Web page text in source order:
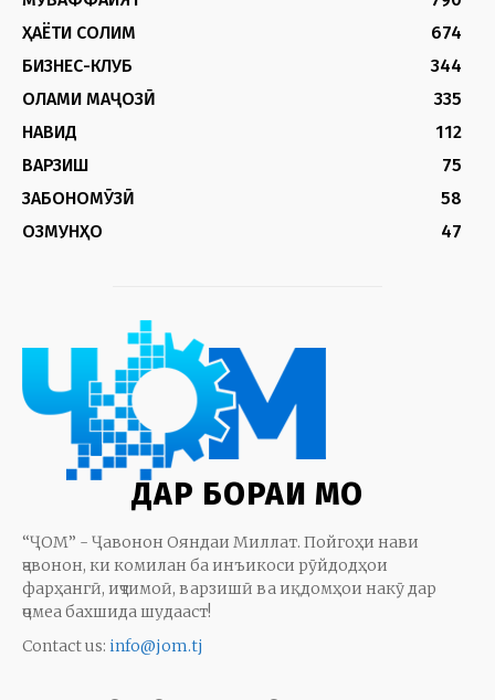
ҲАЁТИ СОЛИМ
674
БИЗНЕС-КЛУБ
344
ОЛАМИ МАҶОЗӢ
335
НАВИД
112
ВАРЗИШ
75
ЗАБОНОМӮЗӢ
58
ОЗМУНҲО
47
ДАР БОРАИ МО
“ҶОМ” - Ҷавонон Ояндаи Миллат. Пойгоҳи нави
ҷавонон, ки комилан ба инъикоси рӯйдодҳои
фарҳангӣ, иҷтимоӣ, варзишӣ ва иқдомҳои накӯ дар
ҷомеа бахшида шудааст!
Contact us: info@jom.tj